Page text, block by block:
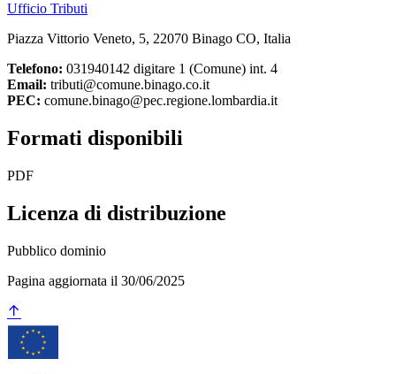
Ufficio Tributi
Piazza Vittorio Veneto, 5, 22070 Binago CO, Italia
Telefono: 031940142 digitare 1 (Comune) int. 4
Email: tributi@comune.binago.co.it
PEC: comune.binago@pec.regione.lombardia.it
Formati disponibili
PDF
Licenza di distribuzione
Pubblico dominio
Pagina aggiornata il 30/06/2025